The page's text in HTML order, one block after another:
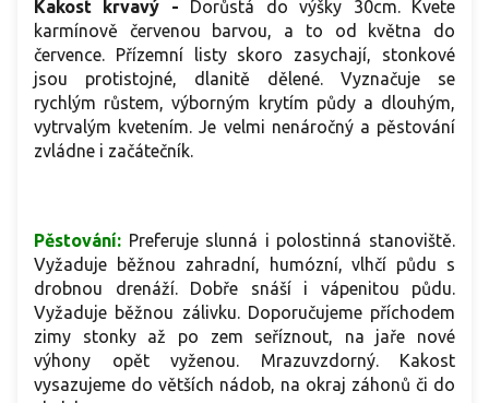
Kakost krvavý - Dorůstá do výšky 30cm. Kvete
karmínově červenou barvou, a to od května do
července. Přízemní listy skoro zasychají, stonkové
jsou protistojné, dlanitě dělené. Vyznačuje se
rychlým růstem, výborným krytím půdy a dlouhým,
vytrvalým kvetením. Je velmi nenáročný a pěstování
zvládne i začátečník.
Pěstování: Preferuje slunná i polostinná stanoviště.
Vyžaduje běžnou zahradní, humózní, vlhčí půdu s
drobnou drenáží. Dobře snáší i vápenitou půdu.
Vyžaduje běžnou zálivku. Doporučujeme příchodem
zimy stonky až po zem seříznout, na jaře nové
výhony opět vyženou. Mrazuvzdorný. Kakost
vysazujeme do větších nádob, na okraj záhonů či do